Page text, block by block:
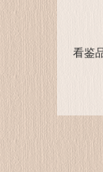
看鉴